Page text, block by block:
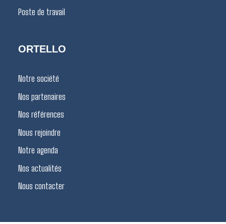
Poste de travail
ORTELLO
Notre société
Nos partenaires
Nos références
Nous rejoindre
Notre agenda
Nos actualités
Nous contacter